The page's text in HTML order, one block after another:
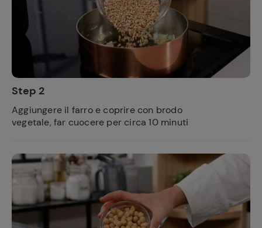
Step 2
Aggiungere il farro e coprire con brodo
vegetale, far cuocere per circa 10 minuti